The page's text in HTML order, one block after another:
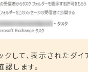
クして、表示されたダ
します。